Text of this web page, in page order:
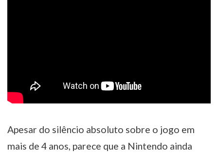
Apesar do silêncio absoluto sobre o jogo em
mais de 4 anos, parece que a Nintendo ainda